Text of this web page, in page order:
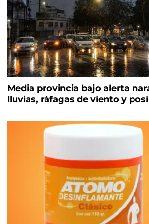
Media provincia bajo alerta
lluvias, ráfagas de viento y